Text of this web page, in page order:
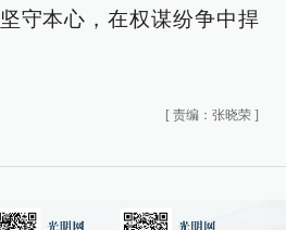
守本心，在权谋纷争中捍
[ 责编：张晓荣 ]